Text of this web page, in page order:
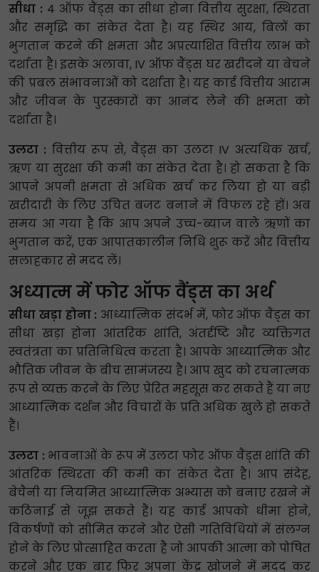
सीधा : 4 ऑफ वैंड्स का सीधा होना वित्तीय सुरक्षा, स्थिरता
और समृद्धि का संकेत देता है। यह स्थिर आय, बिलों का
भुगतान करने की क्षमता और अप्रत्याशित वित्तीय लाभ को
दर्शाता है। इसके अलावा, IV ऑफ वैंड्स घर खरीदने या बेचने
की प्रबल संभावनाओं को दर्शाता है। यह कार्ड वित्तीय आराम
और जीवन के पुरस्कारों का आनंद लेने की क्षमता को
दर्शाता है।
उलटा : वित्तीय रूप से, वैंड्स का उलटा IV अत्यधिक खर्च,
ऋण या सुरक्षा की कमी का संकेत देता है। हो सकता है कि
आपने अपनी क्षमता से अधिक खर्च कर लिया हो या बड़ी
खरीदारी के लिए उचित बजट बनाने में विफल रहे हों। अब
समय आ गया है कि आप अपने उच्च-ब्याज वाले ऋणों का
भुगतान करें, एक आपातकालीन निधि शुरू करें और वित्तीय
सलाहकार से मदद लें।
अध्यात्म में फोर ऑफ वैंड्स का अर्थ
सीधा खड़ा होना : आध्यात्मिक संदर्भ में, फोर ऑफ वैंड्स का
सीधा खड़ा होना आंतरिक शांति, अंतर्दृष्टि और व्यक्तिगत
स्वतंत्रता का प्रतिनिधित्व करता है। आपके आध्यात्मिक और
भौतिक जीवन के बीच सामंजस्य है। आप खुद को रचनात्मक
रूप से व्यक्त करने के लिए प्रेरित महसूस कर सकते हैं या नए
आध्यात्मिक दर्शन और विचारों के प्रति अधिक खुले हो सकते
हैं।
उलटा : भावनाओं के रूप में उलटा फोर ऑफ वैंड्स शांति की
आंतरिक स्थिरता की कमी का संकेत देता है। आप संदेह,
बेचैनी या नियमित आध्यात्मिक अभ्यास को बनाए रखने में
कठिनाई से जूझ सकते हैं। यह कार्ड आपको धीमा होने,
विकर्षणों को सीमित करने और ऐसी गतिविधियों में संलग्न
होने के लिए प्रोत्साहित करता है जो आपकी आत्मा को पोषित
करने और एक बार फिर अपना केंद्र खोजने में मदद कर